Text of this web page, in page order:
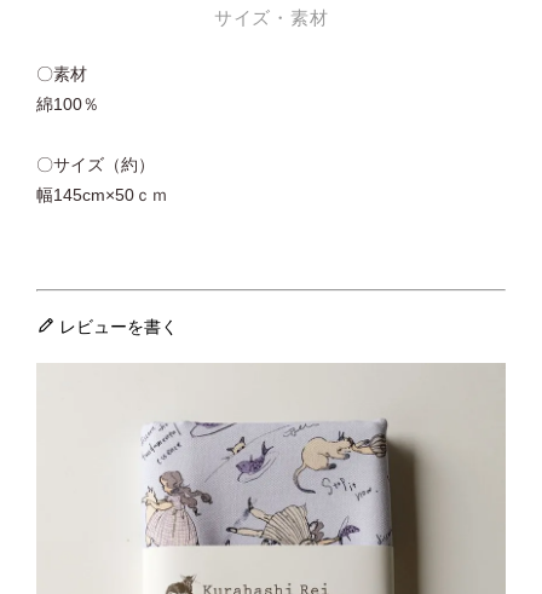
サイズ・素材
〇素材
綿100％
〇サイズ（約）
幅145cm×50ｃｍ
レビューを書く